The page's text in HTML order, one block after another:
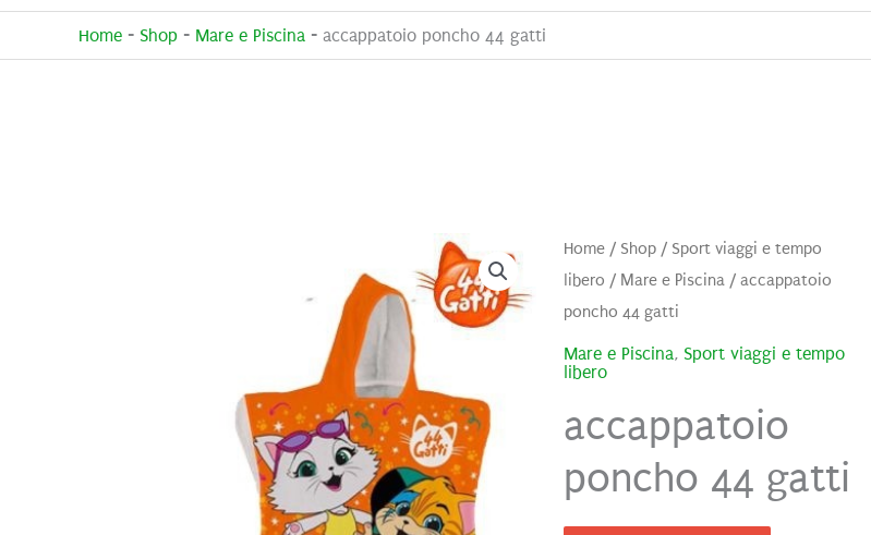
Home - Shop - Mare e Piscina - accappatoio poncho 44 gatti
Home/ Shop/ Sport viaggi e tempo
libero / Mare e Piscina/ accappatoio
poncho 44 gatti
Mare e Piscina, Sport viaggi e tempo
libero
accappatoio
poncho 44 gatti